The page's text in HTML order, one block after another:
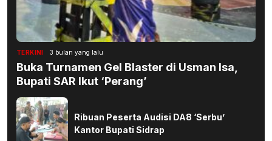
TERKINI 3 bulan yang lalu
Buka Turnamen Gel Blaster di Usman Isa,
Bupati SAR Ikut ‘Perang’
Ribuan Peserta Audisi DA8 ‘Serbu’
Kantor Bupati Sidrap